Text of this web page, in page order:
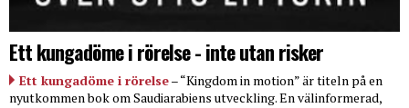
Ett kungadöme i rörelse - inte utan risker
Ett kungadöme i rörelse– “Kingdom in motion” är titeln på en
nyutkommen bok om Saudiarabiens utveckling. En välinformerad,